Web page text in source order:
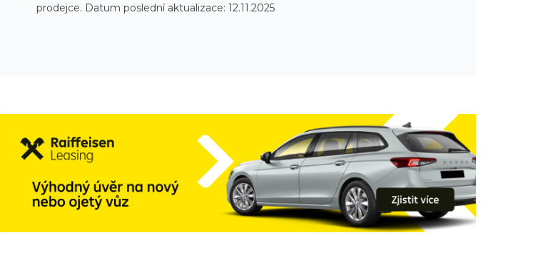
prodejce. Datum poslední aktualizace: 12.11.2025